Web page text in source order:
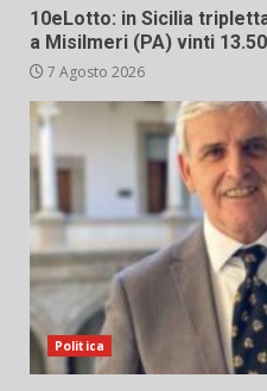
10eLotto: in Sicilia
a Misilmeri (PA) vinti
7 Agosto 2026
Politica